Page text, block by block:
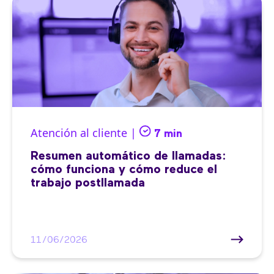
Atención al cliente | 7 min
Resumen automático de llamadas:
cómo funciona y cómo reduce el
trabajo postllamada
11/06/2026